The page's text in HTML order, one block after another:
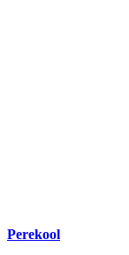
Perekool